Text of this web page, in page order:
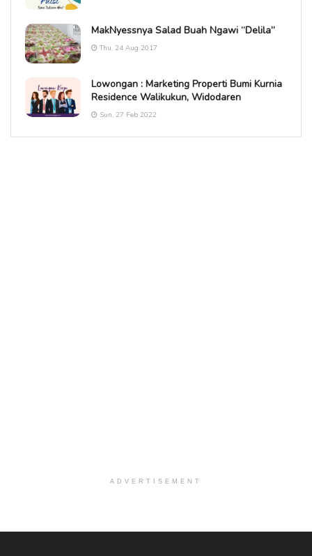
MakNyessnya Salad Buah Ngawi “Delila”
Thu, 24 Aug 2017
Lowongan : Marketing Properti Bumi Kurnia
Residence Walikukun, Widodaren
Sun, 27 Feb 2022
ADVERTISEMENT